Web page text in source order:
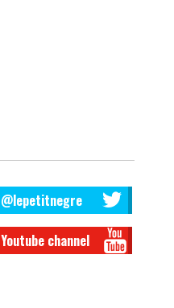
@lepetitnegre
Youtube channel